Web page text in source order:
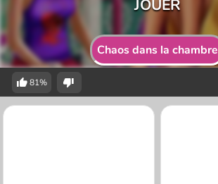
Chaos dans la chambre
81%